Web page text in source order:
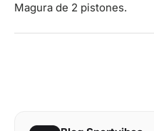
Magura de 2 pistones.